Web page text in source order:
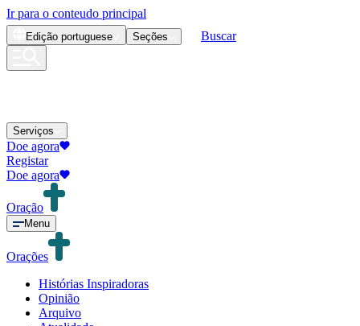
Ir para o conteudo principal
Edição portuguese Seções Buscar
Serviços
Doe agora
Registar
Doe agora
Oração
Menu
Orações
Histórias Inspiradoras
Opinião
Arquivo